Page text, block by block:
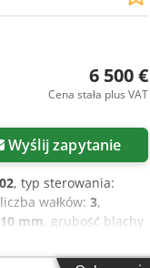
6 500 €
Cena stała plus VAT
Wyślij zapytanie
, typ sterowania:
wałków: 3,
mm, grubość blachy
KM), napięcie